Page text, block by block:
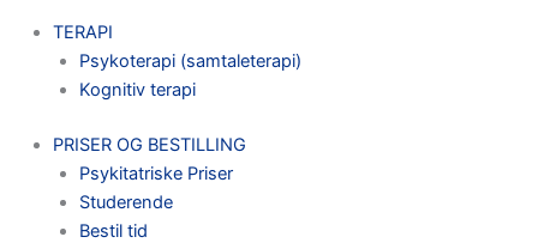
TERAPI
Psykoterapi (samtaleterapi)
Kognitiv terapi
PRISER OG BESTILLING
Psykitatriske Priser
Studerende
Bestil tid